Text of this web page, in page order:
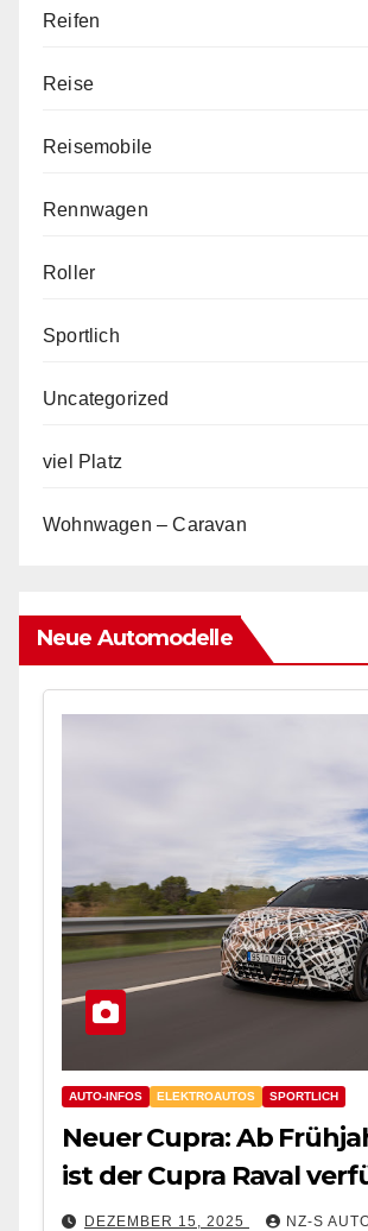
Reifen
Reise
Reisemobile
Rennwagen
Roller
Sportlich
Uncategorized
viel Platz
Wohnwagen – Caravan
Neue Automodelle
AUTO-INFOS ELEKTROAUTOS SPORTLICH
Neuer Cupra: Ab
ist der Cupra Raval
DEZEMBER 15, 2025 NZ-S